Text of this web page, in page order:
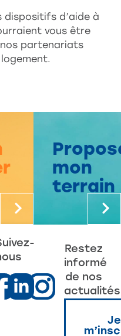
dispositifs d’aide à
vous être
partenariats
mon
terrain
Restez
informé
de nos
actualités
Je